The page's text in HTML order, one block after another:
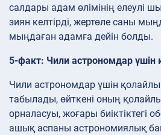
салдары адам өлімінің елеулі
зиян келтірді, жертөле саны
мыңдаған адамға дейін болды.
5-факт: Чили астрономдар
Чили астрономдар үшін
табылады, өйткені оның
орналасуы, жоғары биіктіктегі
ашық аспаны астрономиялық